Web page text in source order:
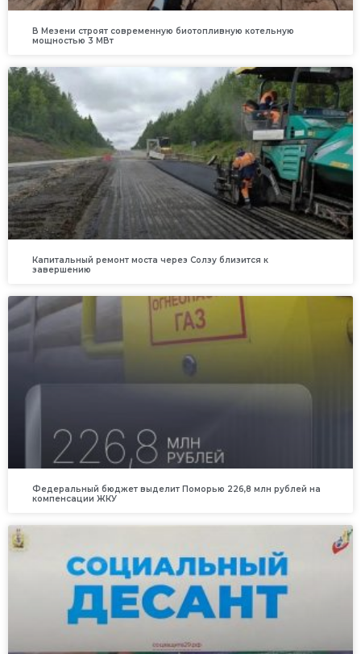
В Мезени строят современную биотопливную котельную
мощностью 3 МВт
Капитальный ремонт моста через Солзу близится к
завершению
Федеральный бюджет выделит Поморью 226,8 млн рублей на
компенсации ЖКУ